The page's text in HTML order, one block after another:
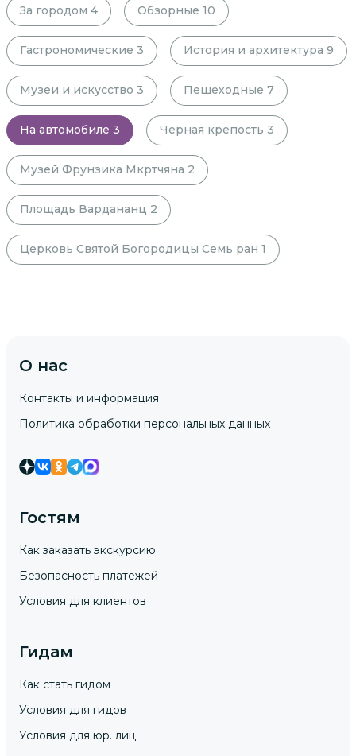
За городом 4 Обзорные 10
Гастрономические 3 История и архитектура 9
Музеи и искусство 3 Пешеходные 7
На автомобиле 3 Черная крепость 3
Музей Фрунзика Мкртчяна 2
Площадь Вардананц 2
Церковь Святой Богородицы Семь ран 1
О нас
Контакты и информация
Политика обработки персональных данных
Гостям
Как заказать экскурсию
Безопасность платежей
Условия для клиентов
Гидам
Как стать гидом
Условия для гидов
Условия для юр. лиц